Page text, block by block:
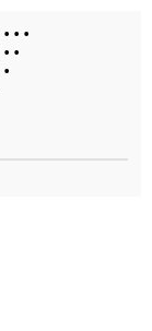
• • •
• •
•